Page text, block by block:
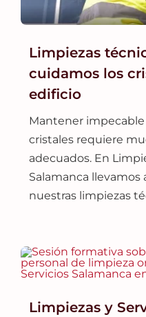
Limpiezas
cuidamos los
edificio
Mantener
cristales requiere
adecuados. En
Salamanca
nuestras limpiezas
Limpiezas y